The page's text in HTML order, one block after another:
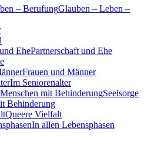
Glauben – Leben –
Partnerschaft und Ehe
Frauen und Männer
Im Seniorenalter
Seelsorge
Behinderung
Queere Vielfalt
In allen Lebensphasen